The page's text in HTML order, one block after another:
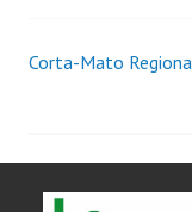
Corta-Mato Regiona